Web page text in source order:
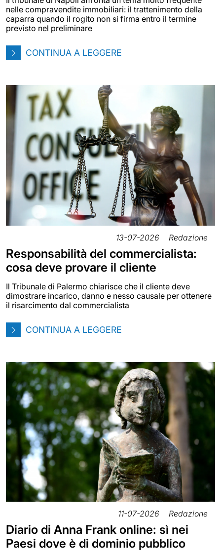
nelle compravendite immobiliari: il trattenimento della
caparra quando il rogito non si firma entro il termine
previsto nel preliminare
CONTINUA A LEGGERE
13-07-2026 Redazione
Responsabilità del commercialista:
cosa deve provare il cliente
Il Tribunale di Palermo chiarisce che il cliente deve
dimostrare incarico, danno e nesso causale per ottenere
il risarcimento dal commercialista
CONTINUA A LEGGERE
11-07-2026 Redazione
Diario di Anna Frank online: sì nei
Paesi dove è di dominio pubblico